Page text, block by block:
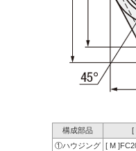
構成部品
[
①ハウジング
[ M